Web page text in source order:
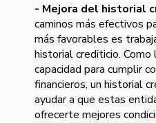
- Mejora del historial
caminos más efectivos
más favorables es
historial crediticio.
capacidad para cumplir
financieros, un historial
ayudar a que estas
ofrecerte mejores